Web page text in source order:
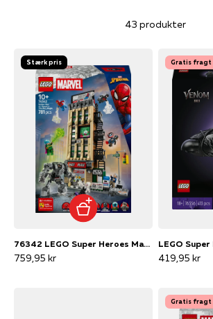
43 produkter
Stærk pris
76342 LEGO Super Heroes Marvel Spider-Man mod Mysterio: Daily Bugle
759,95 kr
Gratis fragt
419,95 kr
Gratis fragt